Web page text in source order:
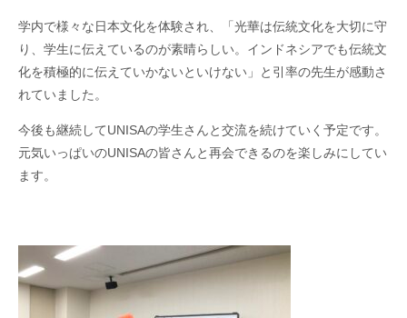
学内で様々な日本文化を体験され、「光華は伝統文化を大切に守
り、学生に伝えているのが素晴らしい。インドネシアでも伝統文
化を積極的に伝えていかないといけない」と引率の先生が感動さ
れていました。
今後も継続してUNISAの学生さんと交流を続けていく予定です。
元気いっぱいのUNISAの皆さんと再会できるのを楽しみにしてい
ます。